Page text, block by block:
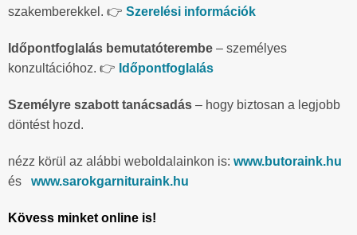
szakemberekkel. 👉 Szerelési információk
Időpontfoglalás bemutatóterembe – személyes
konzultációhoz. 👉 Időpontfoglalás
Személyre szabott tanácsadás – hogy biztosan a legjobb
döntést hozd.
nézz körül az alábbi weboldalainkon is: www.butoraink.hu
és www.sarokgarnituraink.hu
Kövess minket online is!